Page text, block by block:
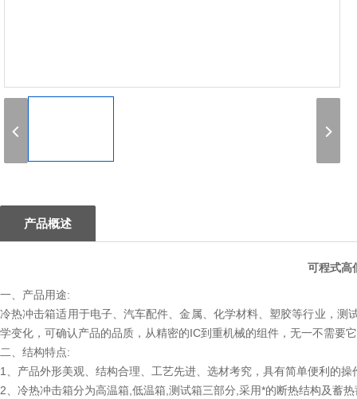
产品概述
可程式高
一、产品用途:
冷热冲击箱适用于电子、汽车配件、金属、化学材料、塑胶等行业，
学变化，可确认产品的品质，从精密的IC到重机械的组件，无一不需要
二、结构特点:
1、产品外形美观、结构合理、工艺先进、选材考究，具有简单便利的
2、冷热冲击箱分为高温箱,低温箱,测试箱三部分,采用*的断热结构及蓄